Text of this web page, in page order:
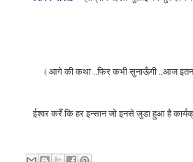
( आगे की कथा ..फिर कभी सुनाऊँगी ..आज इतना
ईश्वर करेँ कि हर इन्सान जो इनसे जुडा हुआ है